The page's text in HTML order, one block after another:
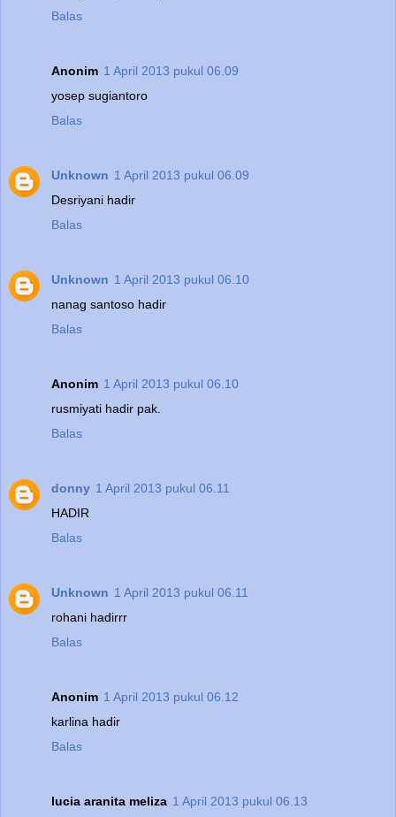
Balas
Anonim 1 April 2013 pukul 06.09
yosep sugiantoro
Balas
Unknown 1 April 2013 pukul 06.09
Desriyani hadir
Balas
Unknown 1 April 2013 pukul 06.10
nanag santoso hadir
Balas
Anonim 1 April 2013 pukul 06.10
rusmiyati hadir pak.
Balas
donny 1 April 2013 pukul 06.11
HADIR
Balas
Unknown 1 April 2013 pukul 06.11
rohani hadirrr
Balas
Anonim 1 April 2013 pukul 06.12
karlina hadir
Balas
lucia aranita meliza 1 April 2013 pukul 06.13